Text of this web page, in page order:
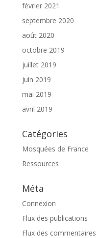
février 2021
septembre 2020
août 2020
octobre 2019
juillet 2019
juin 2019
mai 2019
avril 2019
Catégories
Mosquées de France
Ressources
Méta
Connexion
Flux des publications
Flux des commentaires